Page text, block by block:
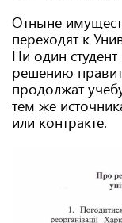
Отныне
переходят к
Ни один
решению
продолжат
тем же
или контракте.